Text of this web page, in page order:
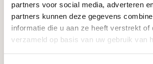
partners voor social media, adverteren
partners kunnen deze gegevens
informatie die u aan ze heeft verstrekt of
verzameld op basis van uw gebruik van
Consult & behandeling
Tijdens het consult bespreekt de uroloog